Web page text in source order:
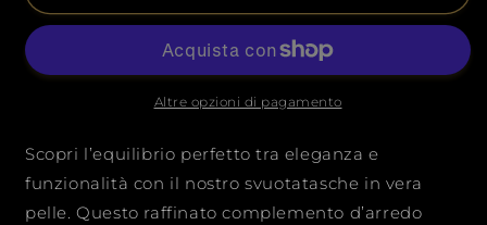
PELLE
PELLE
BLU
Altre opzioni di pagamento
Scopri l’equilibrio perfetto tra eleganza e
funzionalità con il nostro svuotatasche in vera
pelle. Questo raffinato complemento d’arredo